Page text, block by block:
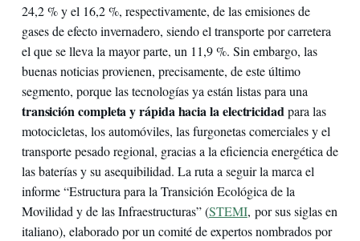
24,2 % y el 16,2 %, respectivamente, de las emisiones de
gases de efecto invernadero, siendo el transporte por carretera
el que se lleva la mayor parte, un 11,9 %. Sin embargo, las
buenas noticias provienen, precisamente, de este último
segmento, porque las tecnologías ya están listas para una
transición completa y rápida hacia la electricidad para las
motocicletas, los automóviles, las furgonetas comerciales y el
transporte pesado regional, gracias a la eficiencia energética de
las baterías y su asequibilidad. La ruta a seguir la marca el
informe “Estructura para la Transición Ecológica de la
Movilidad y de las Infraestructuras” (STEMI, por sus siglas en
italiano), elaborado por un comité de expertos nombrados por